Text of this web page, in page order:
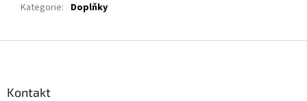
Kategorie: Doplňky
Kontakt